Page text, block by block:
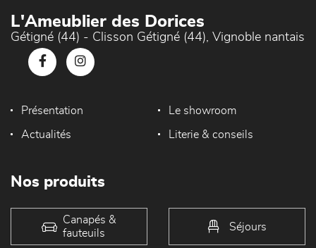
L'Ameublier des Dorices
Gétigné (44) - Clisson Gétigné (44), Vignoble nantais
Présentation Le showroom
Actualités Literie & conseils
Nos produits
Canapés &
fauteuils
Séjours